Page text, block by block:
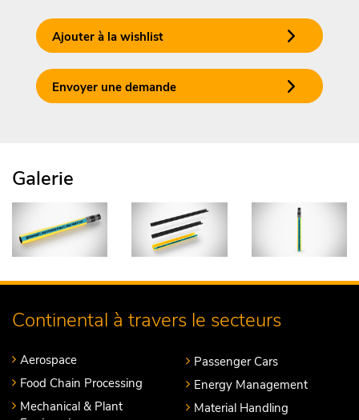
Ajouter à la wishlist
Envoyer une demande
Galerie
Continental à travers le secteurs
Aerospace
Food Chain Processing
Mechanical & Plant
Passenger Cars
Energy Management
Material Handling